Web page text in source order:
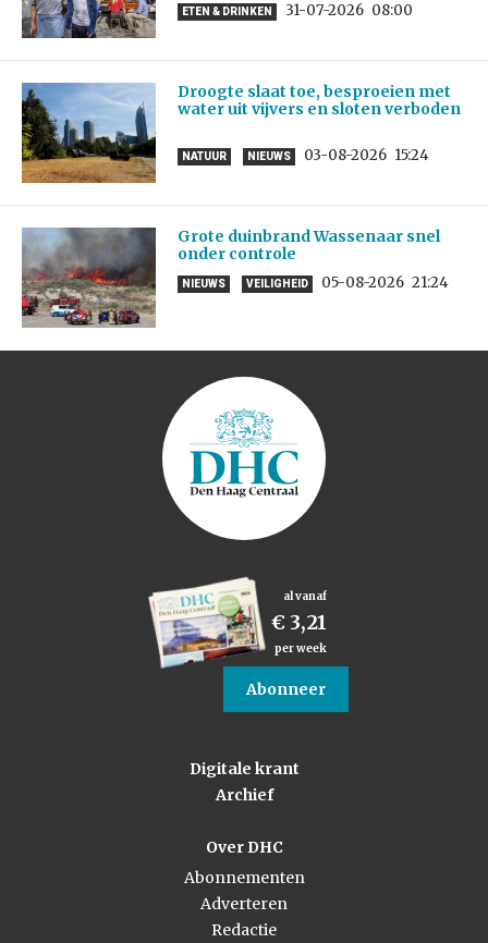
ETEN & DRINKEN 31-07-2026 08:00
Droogte slaat toe, besproeien met
water uit vijvers en sloten verboden
NATUUR NIEUWS 03-08-2026 15:24
Grote duinbrand Wassenaar snel
onder controle
NIEUWS VEILIGHEID 05-08-2026 21:24
al vanaf
€ 3,21
per week
Abonneer
Digitale krant
Archief
Over DHC
Abonnementen
Adverteren
Redactie